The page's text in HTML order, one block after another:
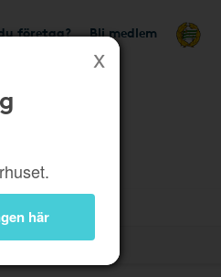
företag? Bli medlem
här